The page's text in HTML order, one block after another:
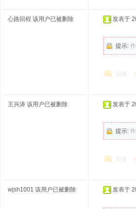
心路回程 该用户已被删除 发表于
提示:
回复
王兴涛 该用户已被删除 发表于
提示:
回复
wjsh1001 该用户已被删除 发表于